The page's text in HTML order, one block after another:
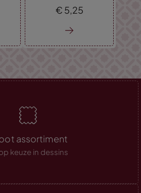
€ 5,25
assortiment
keuze in dessins